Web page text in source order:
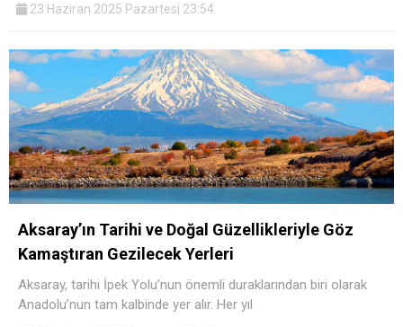
23 Haziran 2025 Pazartesi 23:54
Aksaray’ın Tarihi ve Doğal Güzellikleriyle Göz
Kamaştıran Gezilecek Yerleri
Aksaray, tarihi İpek Yolu’nun önemli duraklarından biri olarak
Anadolu’nun tam kalbinde yer alır. Her yıl